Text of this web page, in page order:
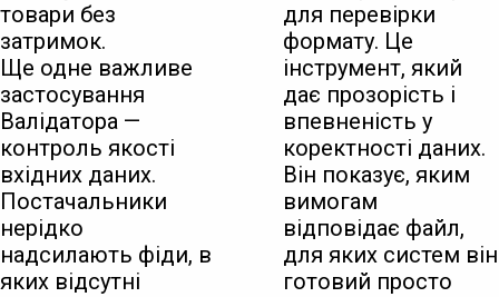
товари без
затримок.
Ще одне важливе
застосування
Валідатора —
контроль якості
вхідних даних.
Постачальники
нерідко
надсилають фіди, в
яких відсутні
для перевірки
формату. Це
інструмент, який
дає прозорість і
впевненість у
коректності даних.
Він показує, яким
вимогам
відповідає файл,
для яких систем він
готовий просто